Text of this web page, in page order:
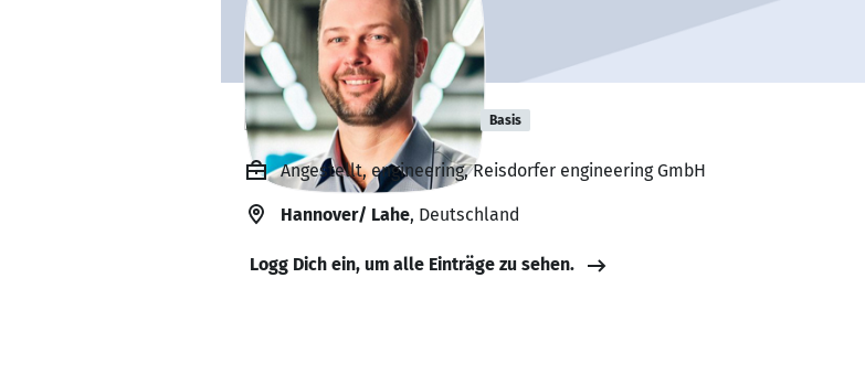
Florian Salewski Basis
Angestellt, engineering, Reisdorfer engineering GmbH
Hannover/ Lahe, Deutschland
Logg Dich ein, um alle Einträge zu sehen.